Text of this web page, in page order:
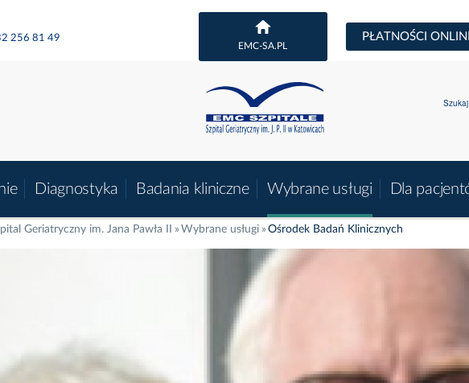
256 81 49
EMC-SA.PL
PŁATNOŚCI
Diagnostyka Badania kliniczne Wybrane usługi Dla
Geriatryczny im. Jana Pawła II Wybrane usługi Ośrodek Badań Klinicznych